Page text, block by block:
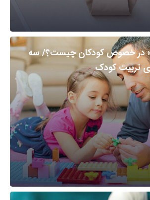
در خصوص کودکان چیست؟/ سه